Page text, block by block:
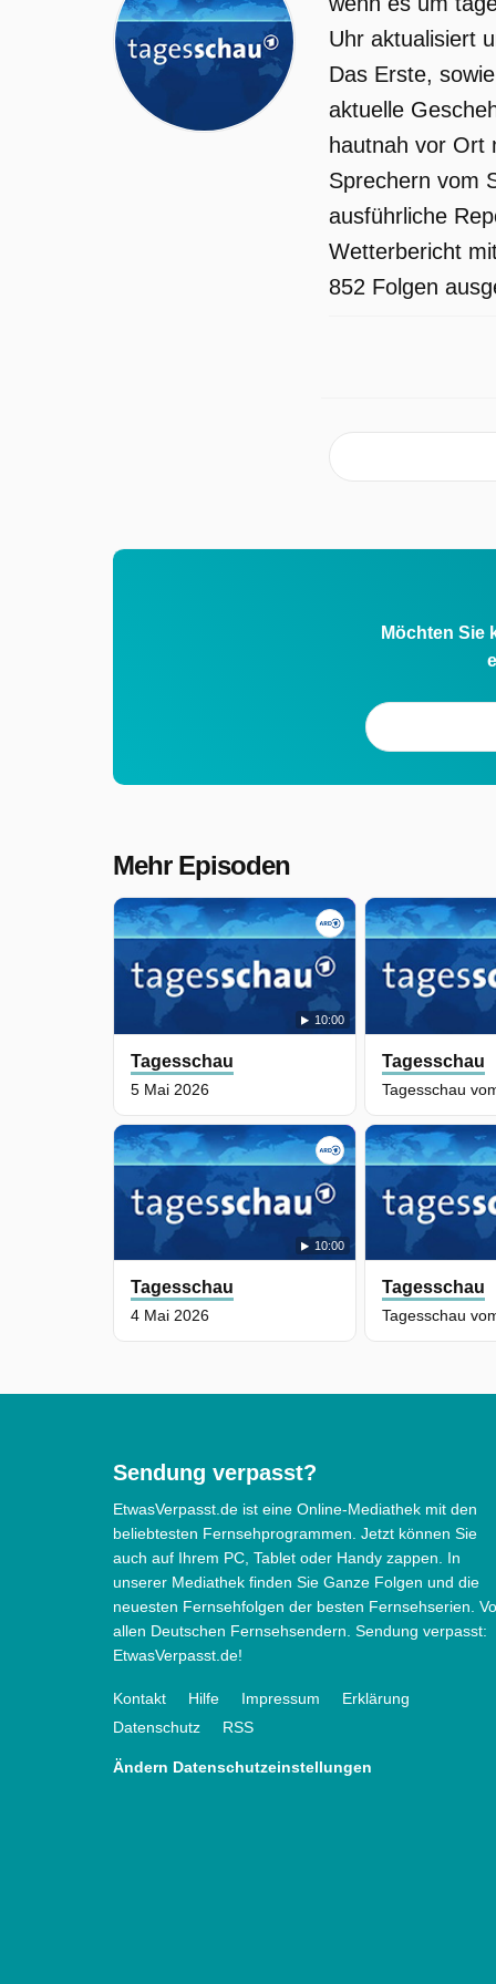
Tagesschau wurde auf ARD
ausgestrahlt am Freitag 1 Mai 2026,
00:05 Uhr.
Uhr aktualisiert
Das Erste,
aktuelle
hautnah vor Ort
Sprechern vom
ausführliche
Wetterbericht
852 Folgen
Möchten Sie
Mehr Episoden
10:00
Tagesschau
5 Mai 2026
Tagesschau
10:00
Tagesschau
4 Mai 2026
Tagesschau
Sendung verpasst?
EtwasVerpasst.de ist eine Online-Mediathek mit den
beliebtesten Fernsehprogrammen. Jetzt können Sie
auch auf Ihrem PC, Tablet oder Handy zappen. In
unserer Mediathek finden Sie Ganze Folgen und die
neuesten Fernsehfolgen der besten Fernsehserien.
allen Deutschen Fernsehsendern. Sendung verpasst:
EtwasVerpasst.de!
Kontakt Hilfe Impressum
Erklärung
Datenschutz
RSS
Ändern Datenschutzeinstellungen